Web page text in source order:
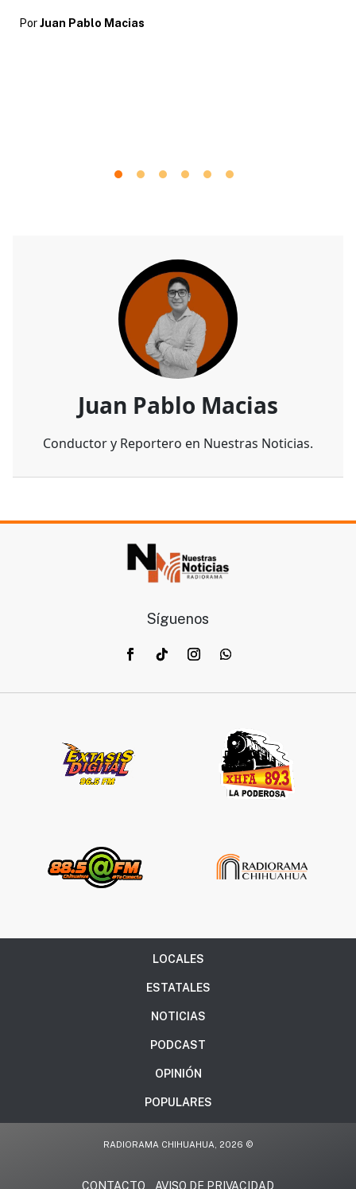
Por Juan Pablo Macias
Juan Pablo Macias
Conductor y Reportero en Nuestras Noticias.
Síguenos
LOCALES
ESTATALES
NOTICIAS
PODCAST
OPINIÓN
POPULARES
RADIORAMA CHIHUAHUA, 2026 ©
CONTACTO AVISO DE PRIVACIDAD